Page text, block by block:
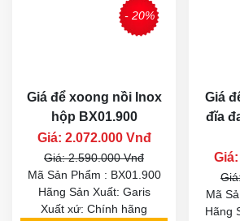
- 20%
Giá để xoong nồi Inox
hộp BX01.900
Giá: 2.072.000 Vnđ
Giá: 2.590.000 Vnđ
Mã Sản Phẩm : BX01.900
Hãng Sản Xuất: Garis
Xuất xứ: Chính hãng
Giá
đĩa
Mã
Hãng